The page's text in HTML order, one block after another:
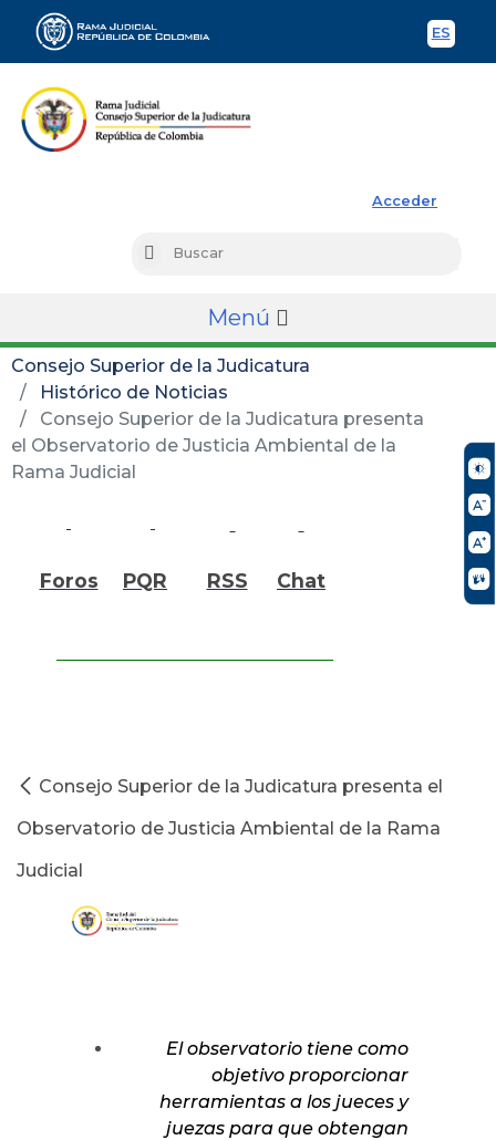
ES
Acceder
Buscar
Menú
Consejo Superior de la Judicatura
Histórico de Noticias
Consejo Superior de la Judicatura presenta
el Observatorio de Justicia Ambiental de la
Rama Judicial
Foros PQR RSS Chat
Consejo Superior de la Judicatura presenta el
Observatorio de Justicia Ambiental de la Rama
Judicial
El observatorio tiene como
objetivo proporcionar
herramientas a los jueces y
juezas para que obtengan